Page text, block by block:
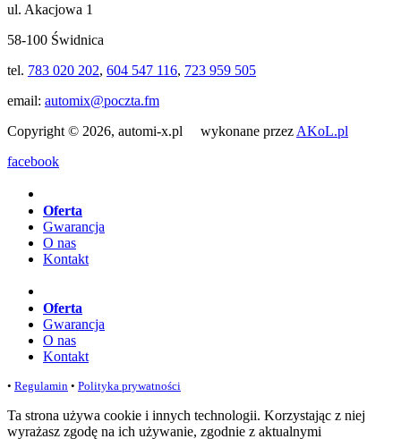
ul. Akacjowa 1
58-100 Świdnica
tel. 783 020 202, 604 547 116, 723 959 505
email: automix@poczta.fm
Copyright © 2026, automi-x.pl wykonane przez AKoL.pl
facebook
Oferta
Gwarancja
O nas
Kontakt
Oferta
Gwarancja
O nas
Kontakt
• Regulamin • Polityka prywatności
Ta strona używa cookie i innych technologii. Korzystając z niej
wyrażasz zgodę na ich używanie, zgodnie z aktualnymi